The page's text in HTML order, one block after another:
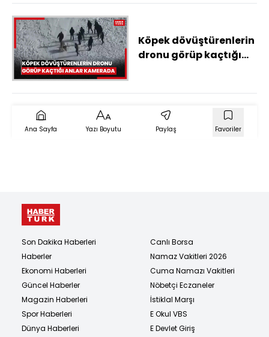
Köpek dövüştürenlerin
dronu görüp kaçtığı
Ana Sayfa Yazı Boyutu Paylaş Favoriler
Son Dakika Haberleri
Haberler
Ekonomi Haberleri
Güncel Haberler
Magazin Haberleri
Spor Haberleri
Dünya Haberleri
Canlı Borsa
Namaz Vakitleri 2026
Cuma Namazı Vakitleri
Nöbetçi Eczaneler
İstiklal Marşı
E Okul VBS
E Devlet Giriş